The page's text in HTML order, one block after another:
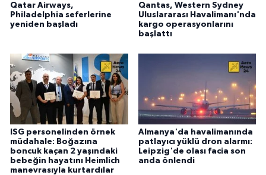
Qatar Airways,
Philadelphia seferlerine
yeniden başladı
Qantas, Western Sydney
Uluslararası Havalimanı'nda
kargo operasyonlarını
başlattı
ISG personelinden örnek
müdahale: Boğazına
boncuk kaçan 2 yaşındaki
bebeğin hayatını Heimlich
manevrasıyla kurtardılar
Almanya'da havalimanında
patlayıcı yüklü dron alarmı:
Leipzig'de olası facia son
anda önlendi